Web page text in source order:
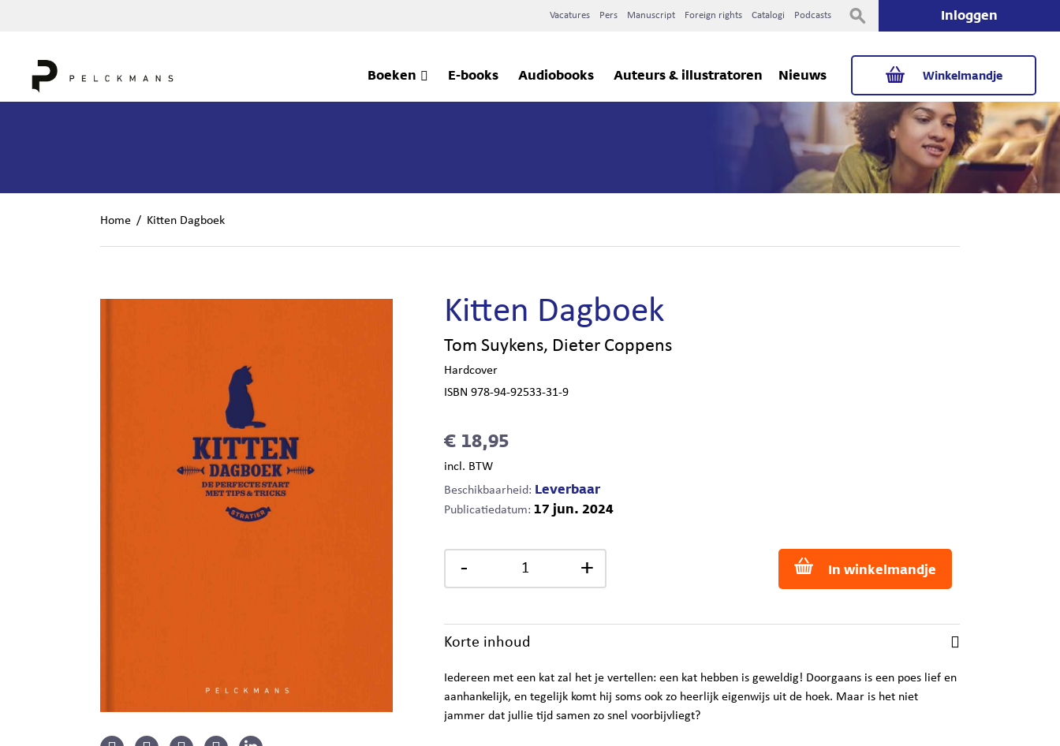
Vacatures Pers Manuscript Foreign rights Catalogi Podcasts Inloggen
Winkelmandje
Boeken E-books Audiobooks Auteurs & illustratoren Nieuws
Home / Kitten Dagboek
Kitten Dagboek
Tom Suykens, Dieter Coppens
Hardcover
ISBN 978-94-92533-31-9
€ 18,95
incl. BTW
Beschikbaarheid: Leverbaar
Publicatiedatum: 17 jun. 2024
- + In winkelmandje
Korte inhoud
Iedereen met een kat zal het je vertellen: een kat hebben is geweldig! Doorgaans is een poes lief en
aanhankelijk, en tegelijk komt hij soms ook zo heerlijk eigenwijs uit de hoek. Maar is het niet
jammer dat jullie tijd samen zo snel voorbijvliegt?